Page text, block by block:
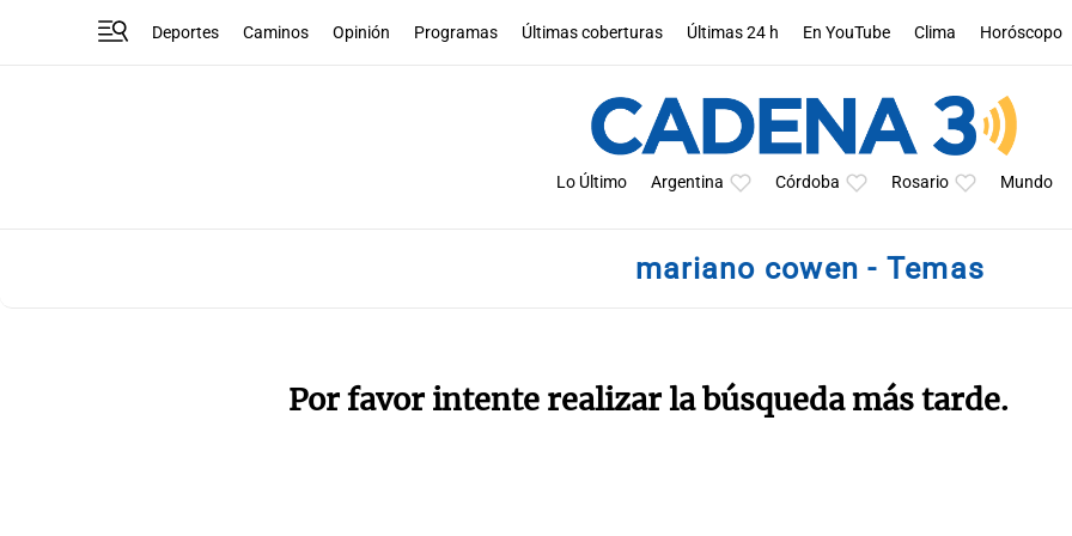
Deportes Caminos Opinión Programas Últimas coberturas Últimas 24 h En YouTube Clima Horóscopo
Lo Último Argentina Córdoba Rosario Mundo
mariano cowen - Temas
Por favor intente realizar la búsqueda más tarde.